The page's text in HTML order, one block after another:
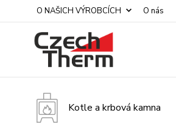
O NAŠICH VÝROBCÍCH O nás
Kotle a krbová kamna